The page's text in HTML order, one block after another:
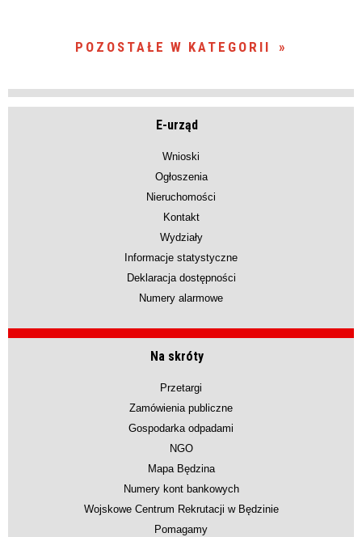
POZOSTAŁE W KATEGORII
E-urząd
Wnioski
Ogłoszenia
Nieruchomości
Kontakt
Wydziały
Informacje statystyczne
Deklaracja dostępności
Numery alarmowe
Na skróty
Przetargi
Zamówienia publiczne
Gospodarka odpadami
NGO
Mapa Będzina
Numery kont bankowych
Wojskowe Centrum Rekrutacji w Będzinie
Pomagamy